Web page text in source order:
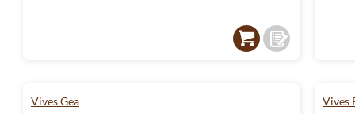
Vives Gea Vives